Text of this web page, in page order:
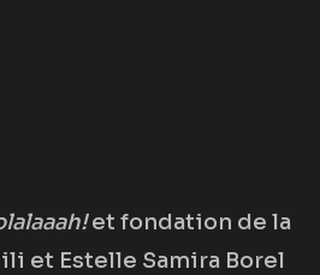
et fondation de la
et Estelle Samira Borel